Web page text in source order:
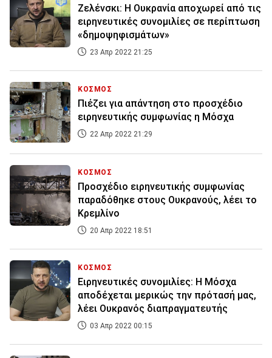
Ζελένσκι: Η Ουκρανία αποχωρεί από τις
ειρηνευτικές συνομιλίες σε περίπτωση
«δημοψηφισμάτων»
23 Απρ 2022 21:25
ΚΟΣΜΟΣ
Πιέζει για απάντηση στο προσχέδιο
ειρηνευτικής συμφωνίας η Μόσχα
22 Απρ 2022 21:29
ΚΟΣΜΟΣ
Προσχέδιο ειρηνευτικής συμφωνίας
παραδόθηκε στους Ουκρανούς, λέει το
Κρεμλίνο
20 Απρ 2022 18:51
ΚΟΣΜΟΣ
Ειρηνευτικές συνομιλίες: Η Μόσχα
αποδέχεται μερικώς την πρότασή μας,
λέει Ουκρανός διαπραγματευτής
03 Απρ 2022 00:15